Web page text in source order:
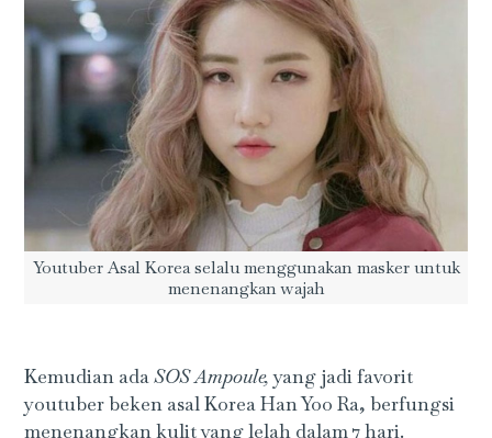
Youtuber Asal Korea selalu menggunakan masker untuk
menenangkan wajah
Kemudian adaSOS Ampoule,yang jadi favorit
youtuber beken asal Korea Han Yoo Ra, berfungsi
menenangkan kulit yang lelah dalam 7 hari.